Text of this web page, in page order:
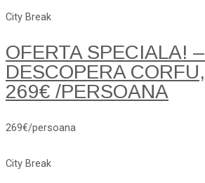
City Break
OFERTA SPECIALA! –
DESCOPERA
269€ /PERSOANA
269€/persoana
City Break